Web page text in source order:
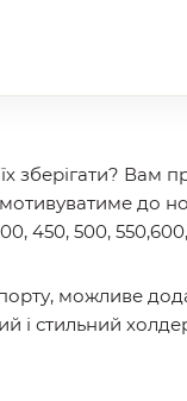
зберігати?
до
450, 500,
можливе
і стильний